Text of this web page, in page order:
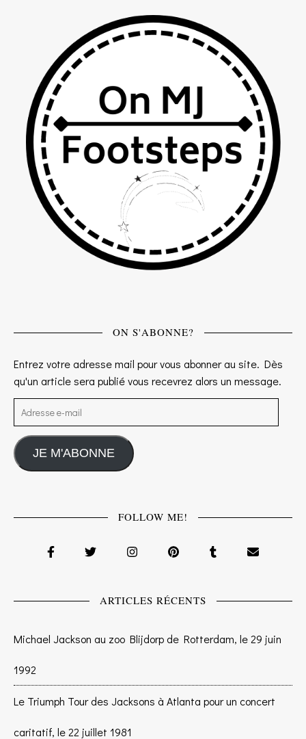
ON S'ABONNE?
Entrez votre adresse mail pour vous abonner au site. Dès
qu'un article sera publié vous recevrez alors un message.
Adresse e-mail
JE M'ABONNE
FOLLOW ME!
ARTICLES RÉCENTS
Michael Jackson au zoo Blijdorp de Rotterdam, le 29 juin
1992
Le Triumph Tour des Jacksons à Atlanta pour un concert
caritatif, le 22 juillet 1981